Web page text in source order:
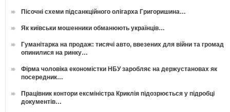
Пісочні схеми підсанкційного олігарха Григоришина…
Як київськи мошенники обманюють українців…
Гуманітарка на продаж: тисячі авто, ввезених для війни та громад
опинилися на ринку…
Фірма чоловіка економістки НБУ заробляє на держустановах як
посередник…
Працівник контори ексміністра Криклія підозрюється у підробці
документів…